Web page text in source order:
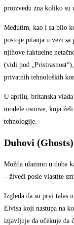
proizvedu zna koliko su
Međutim, kao i sa bilo
postoje pitanja u vezi
njihove faktuelne
(vidi pod
privatnih tehnoloških
U aprilu, britanska
modele osnove, koja
tehnologije.
Duhovi (Ghosts)
Možda ulazimo u doba
– živeći posle vlastite
Izgleda da su prvi talas
Elvisa koji nastupa na
izjavljuje da očekuje da